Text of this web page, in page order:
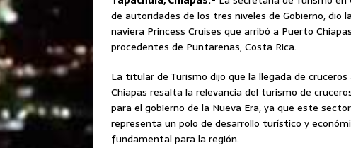
de autoridades de los tres niveles de Gobierno, dio
naviera Princess Cruises que arribó a Puerto
procedentes de Puntarenas, Costa Rica.
La titular de Turismo dijo que la llegada de cruceros
Chiapas resalta la relevancia del turismo de
para el gobierno de la Nueva Era, ya que este sector
representa un polo de desarrollo turístico y
fundamental para la región.